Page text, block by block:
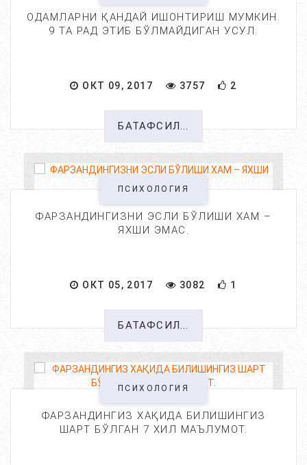
ОДАМЛАРНИ ҚАНДАЙ ИШОНТИРИШ МУМКИН.
9 ТА РАД ЭТИБ БЎЛМАЙДИГАН УСУЛ.
ОКТ 09, 2017 3757 2
БАТАФСИЛ...
ПСИХОЛОГИЯ
ФАРЗАНДИНГИЗНИ ЭСЛИ БЎЛИШИ ХАМ –
ЯХШИ ЭМАС.
ОКТ 05, 2017 3082 1
БАТАФСИЛ...
ПСИХОЛОГИЯ
ФАРЗАНДИНГИЗ ХАҚИДА БИЛИШИНГИЗ
ШАРТ БЎЛГАН 7 ХИЛ МАЪЛУМОТ.